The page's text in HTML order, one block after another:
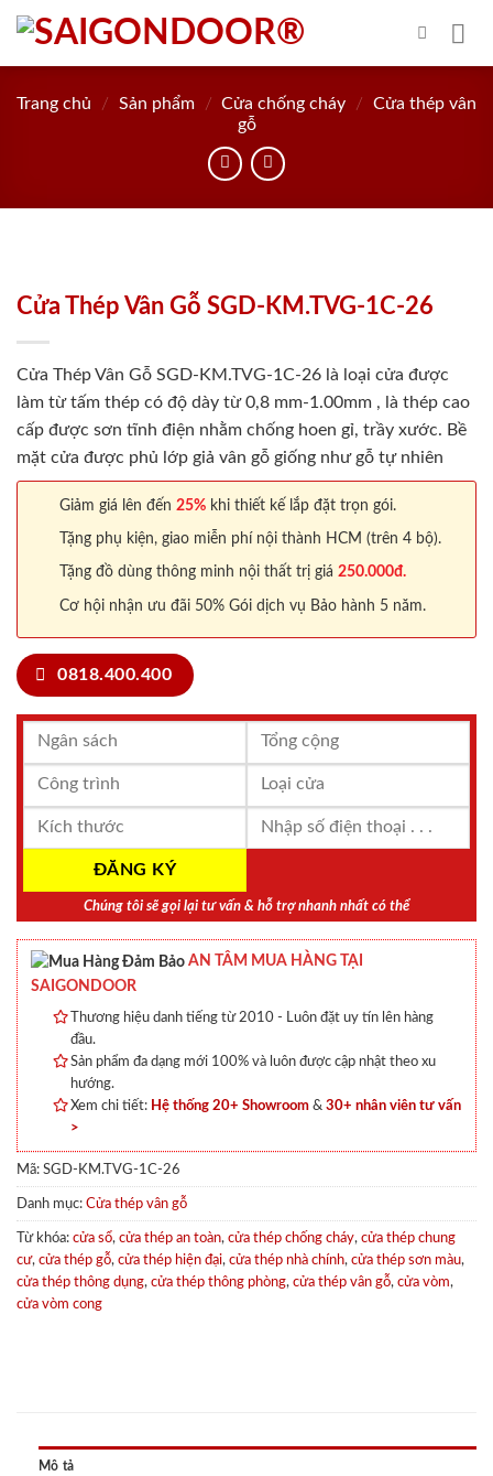
Skip
content
Trang chủ / Sản phẩm / Cửa chống cháy /
Cửa thép vân
gỗ
Cửa Thép Vân Gỗ SGD-KM.TVG-1C-26
Cửa Thép Vân Gỗ SGD-KM.TVG-1C-26 là loại cửa được
làm từ tấm thép có độ dày từ 0,8 mm-1.00mm , là thép cao
cấp được sơn tĩnh điện nhằm chống hoen gỉ, trầy xước. Bề
mặt cửa được phủ lớp giả vân gỗ giống như gỗ tự nhiên
Giảm giá lên đến 25% khi thiết kế lắp đặt trọn gói.
Tặng phụ kiện, giao miễn phí nội thành HCM (trên 4 bộ).
Tặng đồ dùng thông minh nội thất trị giá 250.000đ.
Cơ hội nhận ưu đãi 50% Gói dịch vụ Bảo hành 5 năm.
0818.400.400
Chúng tôi sẽ gọi lại tư vấn & hỗ trợ nhanh nhất có thể
AN TÂM MUA HÀNG TẠI
SAIGONDOOR
Thương hiệu danh tiếng từ 2010 - Luôn đặt uy tín lên hàng
đầu.
Sản phẩm đa dạng mới 100% và luôn được cập nhật theo xu
hướng.
Xem chi tiết: Hệ thống 20+ Showroom & 30+ nhân viên tư vấn
>
Mã: SGD-KM.TVG-1C-26
Danh mục: Cửa thép vân gỗ
Từ khóa: cửa sổ, cửa thép an toàn, cửa thép chống cháy, cửa thép chung
cư, cửa thép gỗ, cửa thép hiện đại, cửa thép nhà chính, cửa thép sơn màu,
cửa thép thông dụng, cửa thép thông phòng, cửa thép vân gỗ, cửa vòm,
cửa vòm cong
Mô tả